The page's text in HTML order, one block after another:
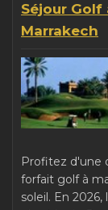
Séjour Golf
Marrakech
Profitez d'une
forfait golf à
soleil. En